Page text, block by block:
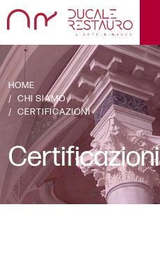
HOME
CHI SIAMO
CERTIFICAZIONI
Certificazioni